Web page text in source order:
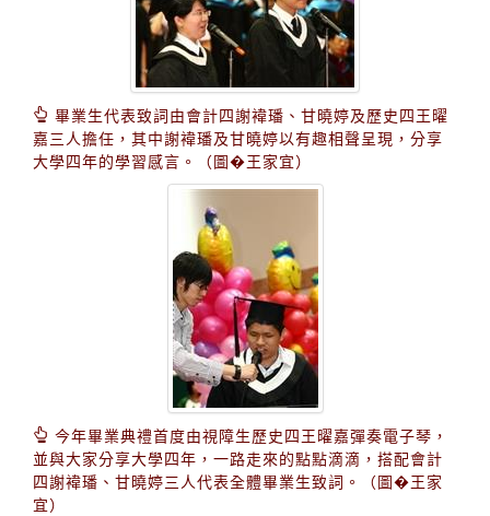
畢業生代表致詞由會計四謝褘璠、甘曉婷及歷史四王曜
嘉三人擔任，其中謝褘璠及甘曉婷以有趣相聲呈現，分享
大學四年的學習感言。（圖�王家宜）
今年畢業典禮首度由視障生歷史四王曜嘉彈奏電子琴，
並與大家分享大學四年，一路走來的點點滴滴，搭配會計
四謝褘璠、甘曉婷三人代表全體畢業生致詞。（圖�王家
宜）